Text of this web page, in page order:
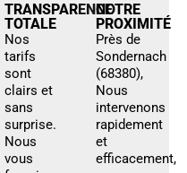
TRANSPARENCE
TOTALE
Nos
tarifs
sont
clairs et
sans
surprise.
Nous
vous
NOTRE
PROXIMITÉ
Près de
Sondernach
(68380),
Nous
intervenons
rapidement
et
efficacement,